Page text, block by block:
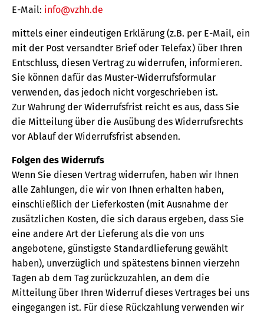
E-Mail: info@vzhh.de
mittels einer eindeutigen Erklärung (z.B. per E-Mail, ein
mit der Post versandter Brief oder Telefax) über Ihren
Entschluss, diesen Vertrag zu widerrufen, informieren.
Sie können dafür das Muster-Widerrufsformular
verwenden, das jedoch nicht vorgeschrieben ist.
Zur Wahrung der Widerrufsfrist reicht es aus, dass Sie
die Mitteilung über die Ausübung des Widerrufsrechts
vor Ablauf der Widerrufsfrist absenden.
Folgen des Widerrufs
Wenn Sie diesen Vertrag widerrufen, haben wir Ihnen
alle Zahlungen, die wir von Ihnen erhalten haben,
einschließlich der Lieferkosten (mit Ausnahme der
zusätzlichen Kosten, die sich daraus ergeben, dass Sie
eine andere Art der Lieferung als die von uns
angebotene, günstigste Standardlieferung gewählt
haben), unverzüglich und spätestens binnen vierzehn
Tagen ab dem Tag zurückzuzahlen, an dem die
Mitteilung über Ihren Widerruf dieses Vertrages bei uns
eingegangen ist. Für diese Rückzahlung verwenden wir